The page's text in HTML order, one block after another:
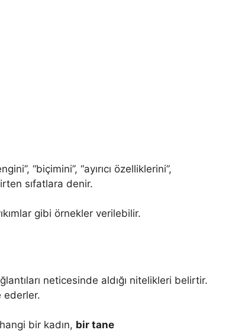
“biçimini”, “ayırıcı özelliklerini”,
sıfatlara denir.
gibi örnekler verilebilir.
neticesinde aldığı nitelikleri belirtir.
ederler.
bir kadın, bir tane